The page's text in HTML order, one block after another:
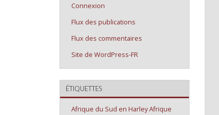
Connexion
Flux des publications
Flux des commentaires
Site de WordPress-FR
ÉTIQUETTES
Afrique du Sud en HarleyAfrique